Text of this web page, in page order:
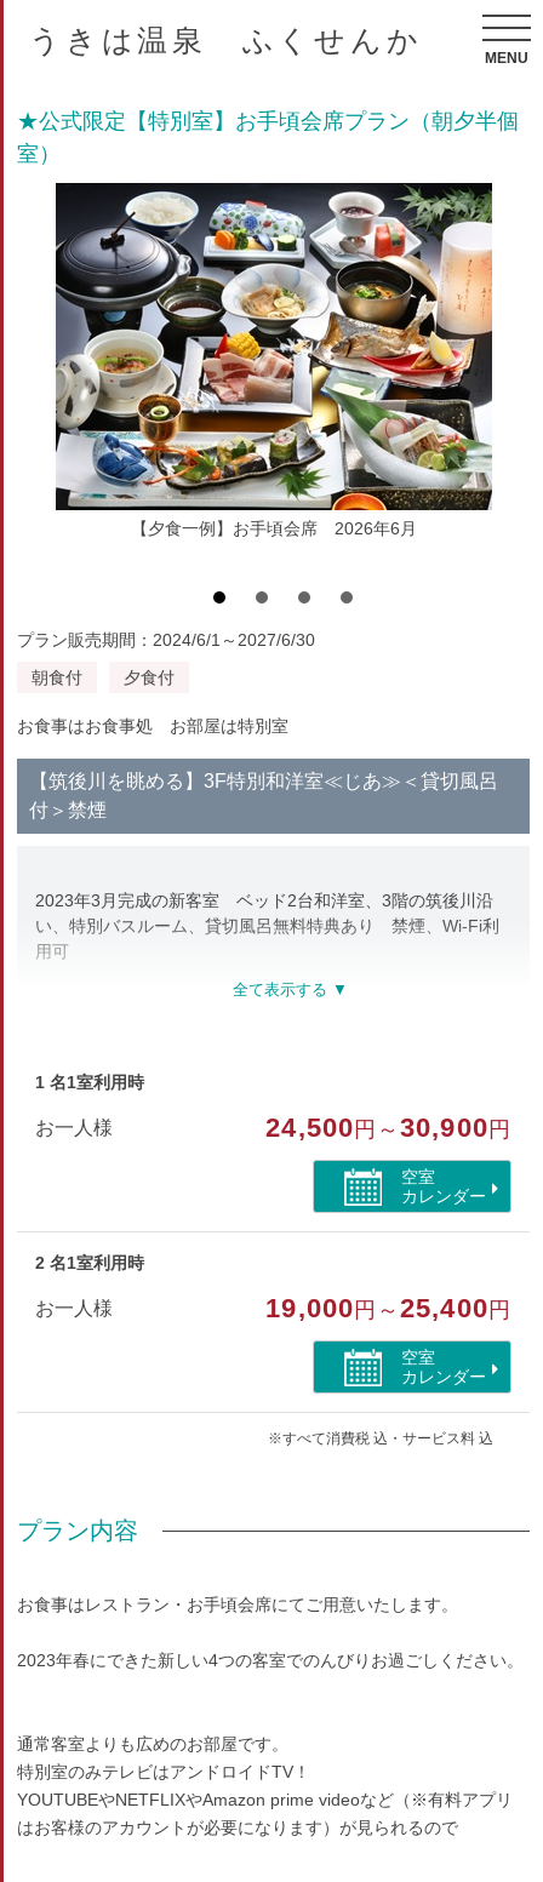
うきは温泉 ふくせんか
MENU
★公式限定【特別室】お手頃会席プラン（朝夕半個
室）
【夕食一例】お手頃会席 2026年6月
プラン販売期間：2024/6/1～2027/6/30
朝食付
夕食付
お食事はお食事処 お部屋は特別室
【筑後川を眺める】3F特別和洋室≪じあ≫＜貸切風呂
付＞禁煙
2023年3月完成の新客室 ベッド2台和洋室、3階の筑後川沿
い、特別バスルーム、貸切風呂無料特典あり 禁煙、Wi-Fi利
用可
※こちらの客室はペットとご宿泊いただけません。ご了承くだ
部屋種別
バス/特別室・スイート/禁煙/インターネットができる部
1 名1室利用時
お一人様 24,500 円～30,900 円
空室
カレンダー
2 名1室利用時
お一人様 19,000 円～25,400 円
空室
カレンダー
※すべて消費税 込・サービス料 込
プラン内容
お食事はレストラン・お手頃会席にてご用意いたします。
2023年春にできた新しい4つの客室でのんびりお過ごしください。
通常客室よりも広めのお部屋です。
特別室のみテレビはアンドロイドTV！
YOUTUBEやNETFLIXやAmazon prime videoなど（※有料アプリ
はお客様のアカウントが必要になります）が見られるので